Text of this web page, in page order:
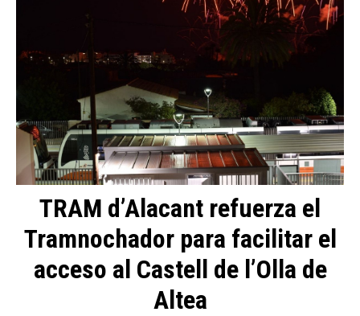
TRAM d’Alacant refuerza el
Tramnochador para facilitar el
acceso al Castell de l’Olla de
Altea